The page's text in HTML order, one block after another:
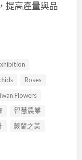
提高產量與品
Roses
Flowers
智慧農業
蕨蘭之美